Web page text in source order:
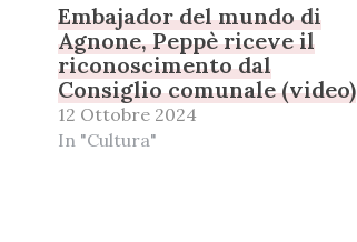
Embajador del mundo di
Agnone, Peppè riceve il
riconoscimento dal
Consiglio comunale (video)
12 Ottobre 2024
In "Cultura"